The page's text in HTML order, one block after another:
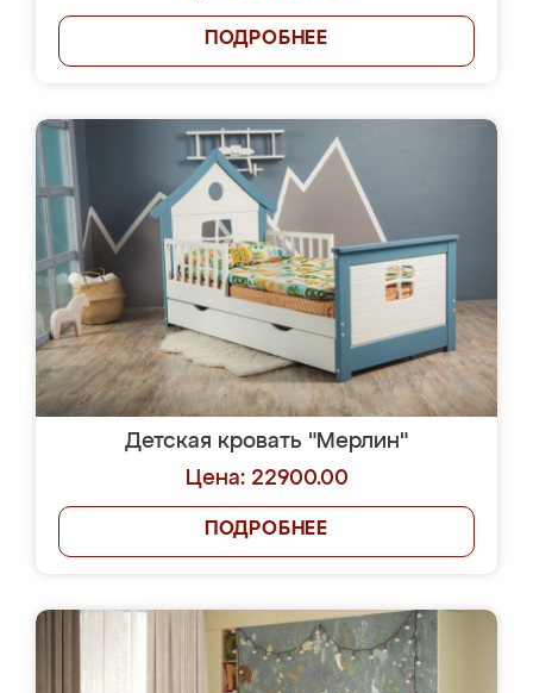
ПОДРОБНЕЕ
Детская кровать "Мерлин"
Цена: 22900.00
ПОДРОБНЕЕ